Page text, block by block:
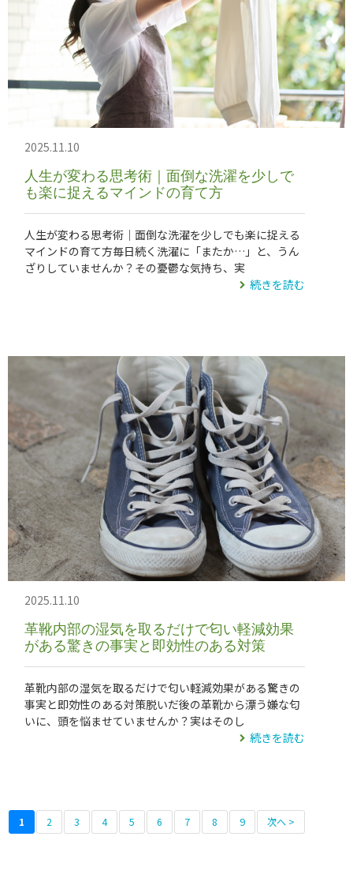
人生が変わる思考術｜面倒な洗濯を少しで
も楽に捉えるマインドの育て方
2025.11.10
人生が変わる思考術｜面倒な洗濯を少しでも楽に捉える
マインドの育て方毎日続く洗濯に「またか…」と、うん
ざりしていませんか？その憂鬱な気持ち、実
続きを読む
革靴内部の湿気を取るだけで匂い軽減効果
がある驚きの事実と即効性のある対策
2025.11.10
革靴内部の湿気を取るだけで匂い軽減効果がある驚きの
事実と即効性のある対策脱いだ後の革靴から漂う嫌な匂
いに、頭を悩ませていませんか？実はそのし
続きを読む
1 2 3 4 5 6 7 8 9 次へ >